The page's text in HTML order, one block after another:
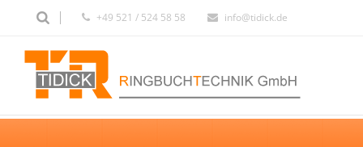
+49 521 / 524 58 58 info@tidick.de